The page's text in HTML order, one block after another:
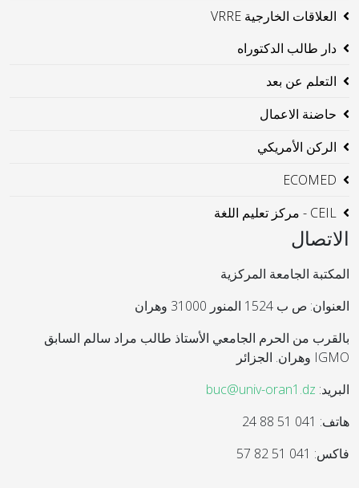
العلاقات الخارجية VRRE
دار طالب الدكتوراه
التعلم عن بعد
حاضنة الاعمال
الركن الأمريكي
ECOMED
CEIL - مركز تعليم اللغة
الاتصال
المكتبة الجامعة المركزية
العنوان: ص ب 1524 المنور 31000 وهران
بالقرب من الحرم الجامعي الأستاذ طالب مراد سالم السابق
IGMO وهران. الجزائر
البريد: buc@univ-oran1.dz
هاتف: 041 51 88 24
فاكس: 041 51 82 57